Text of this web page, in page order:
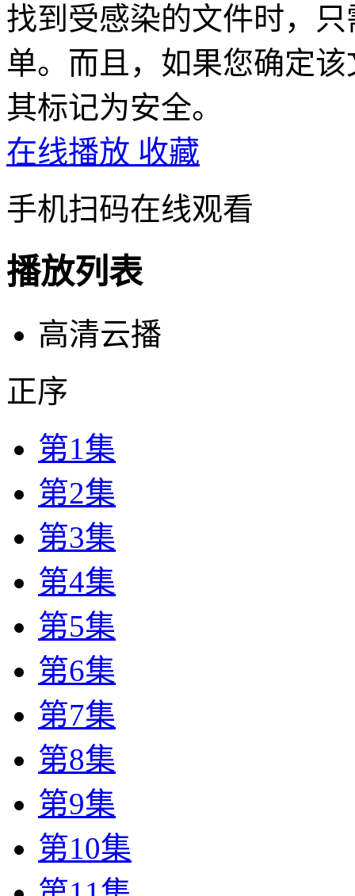
找到受感染的文件时，
单。而且，如果您确定
其标记为安全。
在线播放 收藏
手机扫码在线观看
播放列表
高清云播
正序
第1集
第2集
第3集
第4集
第5集
第6集
第7集
第8集
第9集
第10集